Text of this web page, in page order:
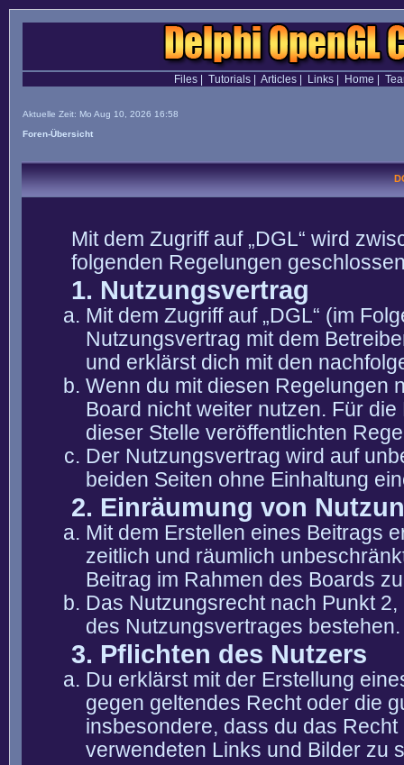
Files| Tutorials| Articles| Links| Home
Aktuelle Zeit: Mo Aug 10, 2026 16:58
Foren-Übersicht
Mit dem Zugriff auf „DGL“ wird
folgenden Regelungen
1. Nutzungsvertrag
Mit dem Zugriff auf „DGL“ (im
Nutzungsvertrag mit dem
und erklärst dich mit den
Wenn du mit diesen Regelungen
Board nicht weiter nutzen. Für
dieser Stelle veröffentlichten
Der Nutzungsvertrag wird auf
beiden Seiten ohne Einhaltung
2. Einräumung von
Mit dem Erstellen eines Beitrags
zeitlich und räumlich
Beitrag im Rahmen des Boards
Das Nutzungsrecht nach Punkt
des Nutzungsvertrages bestehen.
3. Pflichten des Nutzers
Du erklärst mit der Erstellung
gegen geltendes Recht oder die
insbesondere, dass du das
verwendeten Links und Bilder zu